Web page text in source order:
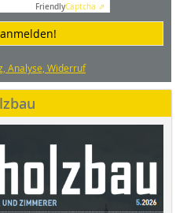
FriendlyCaptcha ⇗
Analyse, Widerruf